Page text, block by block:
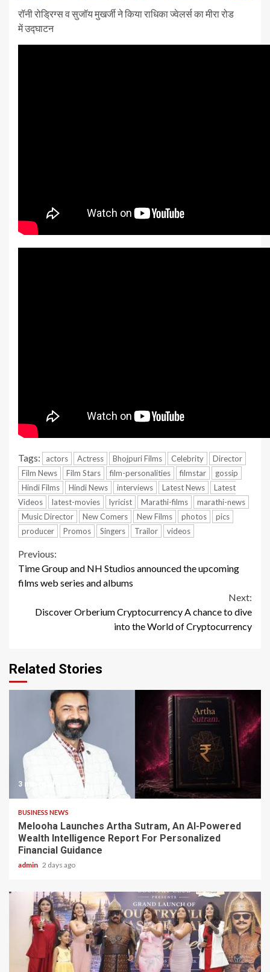
रॉनी रोड्रिग्स व सुजॉय मुखर्जी ने किया राधिका ज्वेलर्स का मीरा रोड
में उद्घाटन
Tags: actors Actress Bhojpuri Films Celebrity
Director
Film News
Film Stars film-personalities filmstar
gossip
Hindi Films
Hindi News interviews Latest News
Latest
Videos
latest-movies lyricist Marathi-films
marathi-news
Music Director
New Comers New Films photos
pics
producer
Promos Singers Trailor videos
Continue
Reading
Previous:
Time Group and NH Studios announced the upcoming
films web series and albums
Next:
Discover Orberium Cryptocurrency A chance to dive
into the World of Cryptocurrency
Related Stories
3 min read
BUSINESS NEWS
Melooha Launches Artha Sutram, An AI-Powered
Wealth Intelligence Report For Personalized
Financial Guidance
admin 2 days ago